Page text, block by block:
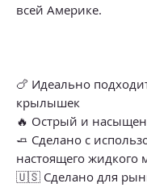
всей Америке.
🍗 Идеально
крылышек
🔥 Острый и
🧈 Сделано с
настоящего жидкого
🇺🇸 Сделано для